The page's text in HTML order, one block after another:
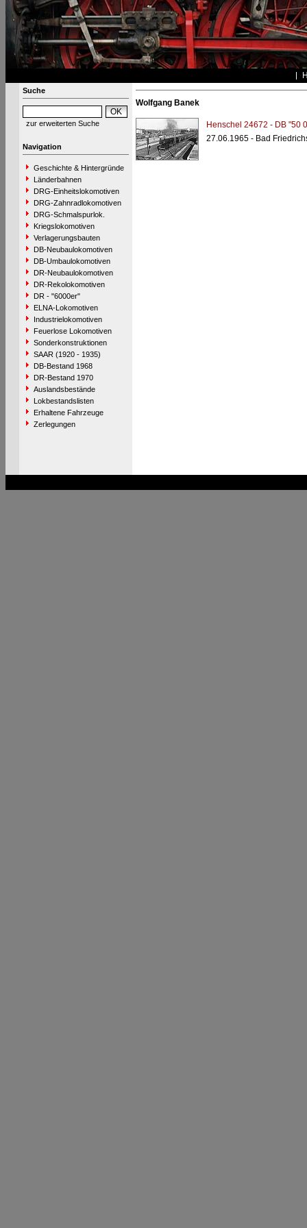
Suche
zur erweiterten Suche
Navigation
Geschichte & Hintergründe
Länderbahnen
DRG-Einheitslokomotiven
DRG-Zahnradlokomotiven
DRG-Schmalspurlok.
Kriegslokomotiven
Verlagerungsbauten
DB-Neubaulokomotiven
DB-Umbaulokomotiven
DR-Neubaulokomotiven
DR-Rekolokomotiven
DR - "6000er"
ELNA-Lokomotiven
Industrielokomotiven
Feuerlose Lokomotiven
Sonderkonstruktionen
SAAR (1920 - 1935)
DB-Bestand 1968
DR-Bestand 1970
Auslandsbestände
Lokbestandslisten
Erhaltene Fahrzeuge
Zerlegungen
Wolfgang Banek
Henschel 24672 - DB "50
27.06.1965 - Bad